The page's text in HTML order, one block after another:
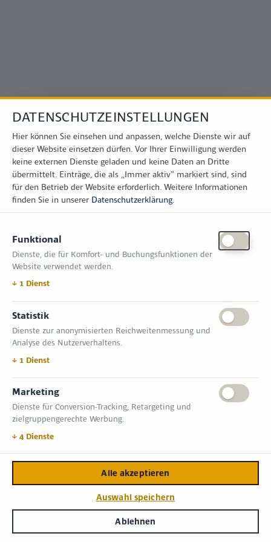
DATENSCHUTZEINSTELLUNGEN
Hier können Sie einsehen und anpassen, welche Dienste wir auf
dieser Website einsetzen dürfen. Vor Ihrer Einwilligung werden
keine externen Dienste geladen und keine Daten an Dritte
übermittelt. Einträge, die als „Immer aktiv" markiert sind, sind
für den Betrieb der Website erforderlich. Weitere Informationen
finden Sie in unserer Datenschutzerklärung.
Funktional
Dienste, die für Komfort- und Buchungsfunktionen der
Website verwendet werden.
↓ 1 Dienst
Statistik
Dienste zur anonymisierten Reichweitenmessung und
Analyse des Nutzerverhaltens.
↓ 1 Dienst
Marketing
Dienste für Conversion-Tracking, Retargeting und
zielgruppengerechte Werbung.
↓ 4 Dienste
Ablehnen
Auswahl speichern
Alle akzeptieren